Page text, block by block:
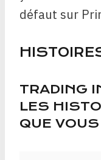
défaut sur
TRADING
LES
QUE